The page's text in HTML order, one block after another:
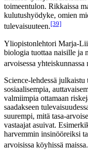
toimeentulon. Rikkaissa
kulutushyödyke, omien
tulevaisuuteen.[39]
Yliopistonlehtori Marja-
biologia tuottaa naisille ja
arvoisessa
Science-lehdessä
sosiaalisempia,
valmiimpia ottamaan
saadakseen
suurempi, mitä tasa-
vastaajat asuivat.
harvemmin insinööreiksi
arvoisissa köyhissä maissa.